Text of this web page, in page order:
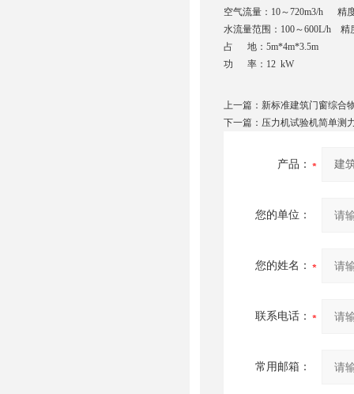
空气流量：10～720m3/h 精
水流量范围：100～600L/h 精
占 地：5m*4m*3.5m
功 率：12 kW
上一篇： 新标准建筑门窗综合
下一篇： 压力机试验机简单测
产品：
您的单位：
您的姓名：
联系电话：
常用邮箱：